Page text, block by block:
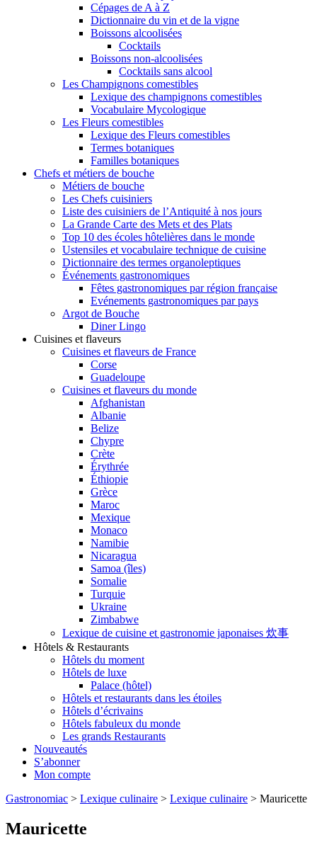
Cépages de A à Z
Dictionnaire du vin et de la vigne
Boissons alcoolisées
Cocktails
Boissons non-alcoolisées
Cocktails sans alcool
Les Champignons comestibles
Lexique des champignons comestibles
Vocabulaire Mycologique
Les Fleurs comestibles
Lexique des Fleurs comestibles
Termes botaniques
Familles botaniques
Chefs et métiers de bouche
Métiers de bouche
Les Chefs cuisiniers
Liste des cuisiniers de l’Antiquité à nos jours
La Grande Carte des Mets et des Plats
Top 10 des écoles hôtelières dans le monde
Ustensiles et vocabulaire technique de cuisine
Dictionnaire des termes organoleptiques
Événements gastronomiques
Fêtes gastronomiques par région française
Evénements gastronomiques par pays
Argot de Bouche
Diner Lingo
Cuisines et flaveurs
Cuisines et flaveurs de France
Corse
Guadeloupe
Cuisines et flaveurs du monde
Afghanistan
Albanie
Belize
Chypre
Crète
Érythrée
Éthiopie
Grèce
Maroc
Mexique
Monaco
Namibie
Nicaragua
Samoa (îles)
Somalie
Turquie
Ukraine
Zimbabwe
Lexique de cuisine et gastronomie japonaises 炊事
Hôtels & Restaurants
Hôtels du moment
Hôtels de luxe
Palace (hôtel)
Hôtels et restaurants dans les étoiles
Hôtels d’écrivains
Hôtels fabuleux du monde
Les grands Restaurants
Nouveautés
S’abonner
Mon compte
Gastronomiac > Lexique culinaire > Lexique culinaire > Mauricette
Mauricette